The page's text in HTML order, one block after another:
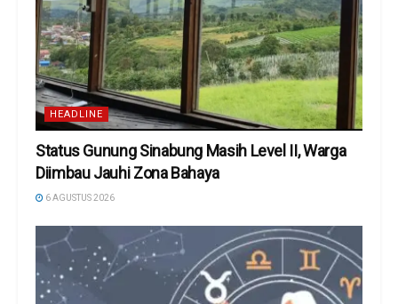
HEADLINE
Status Gunung Sinabung Masih Level II, Warga
Diimbau Jauhi Zona Bahaya
6 AGUSTUS 2026